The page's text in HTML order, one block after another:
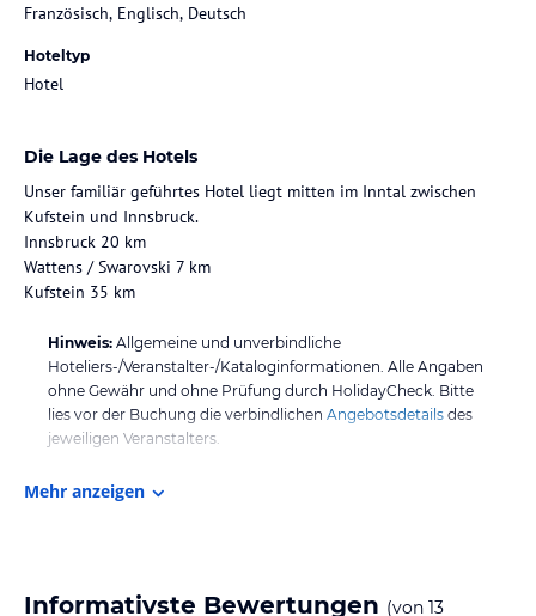
Französisch, Englisch, Deutsch
Hoteltyp
Hotel
Die Lage des Hotels
Unser familiär geführtes Hotel liegt mitten im Inntal zwischen
Kufstein und Innsbruck.
Innsbruck 20 km
Wattens / Swarovski 7 km
Hinweis: Allgemeine und unverbindliche
Hoteliers-/Veranstalter-/Kataloginformationen. Alle Angaben
ohne Gewähr und ohne Prüfung durch HolidayCheck. Bitte
lies vor der Buchung die verbindlichen Angebotsdetails des
jeweiligen Veranstalters.
Mehr anzeigen
Informativste Bewertungen (von 13